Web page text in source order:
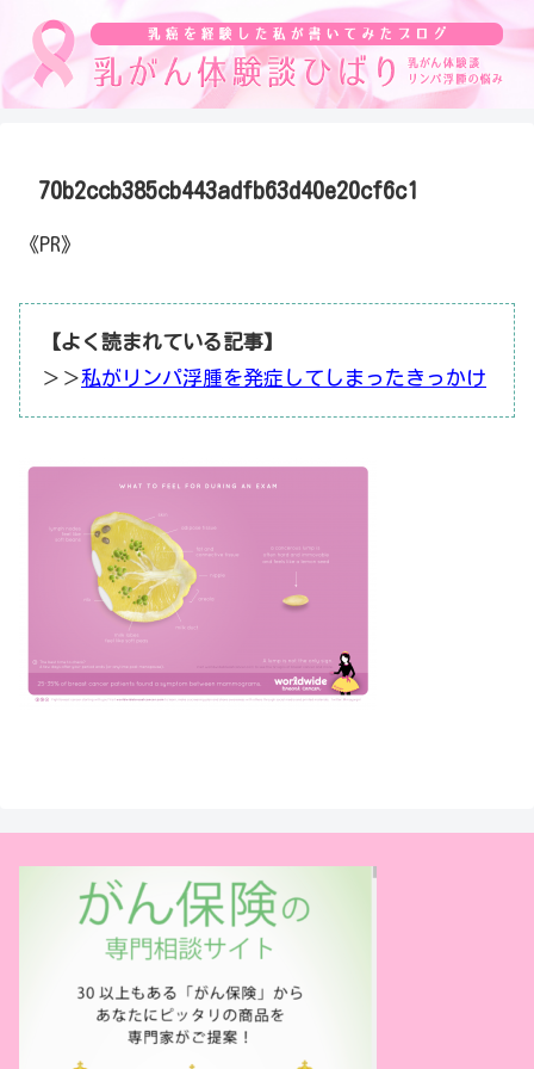
70b2ccb385cb443adfb63d40e20cf6c1
《PR》
【よく読まれている記事】
＞＞私がリンパ浮腫を発症してしまったきっかけ